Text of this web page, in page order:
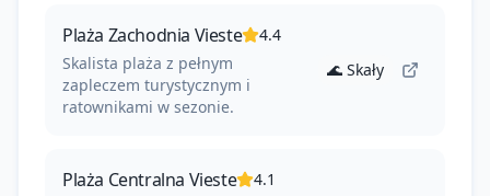
Plaża Zachodnia Vieste
4.4
Skalista plaża z pełnym
zapleczem turystycznym i
ratownikami w sezonie.
🌊 Skały
Plaża Centralna Vieste
4.1